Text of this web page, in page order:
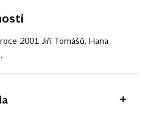
2001 Jiří Tomášů, Hana